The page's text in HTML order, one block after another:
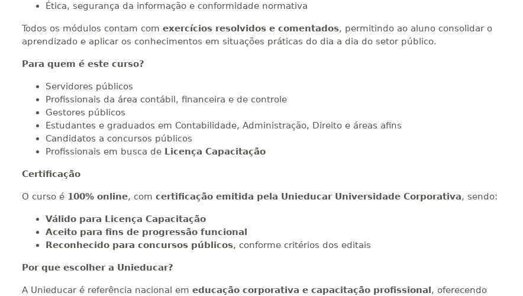
Ética, segurança da informação e conformidade normativa
Todos os módulos contam com exercícios resolvidos e comentados, permitindo ao aluno consolidar o
aprendizado e aplicar os conhecimentos em situações práticas do dia a dia do setor público.
Para quem é este curso?
Servidores públicos
Profissionais da área contábil, financeira e de controle
Gestores públicos
Estudantes e graduados em Contabilidade, Administração, Direito e áreas afins
Candidatos a concursos públicos
Profissionais em busca de Licença Capacitação
Certificação
O curso é 100% online, com certificação emitida pela Unieducar Universidade Corporativa, sendo:
Válido para Licença Capacitação
Aceito para fins de progressão funcional
Reconhecido para concursos públicos, conforme critérios dos editais
Por que escolher a Unieducar?
A Unieducar é referência nacional em educação corporativa e capacitação profissional, oferecendo